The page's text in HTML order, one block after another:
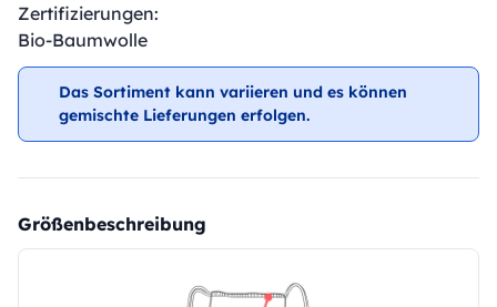
Zertifizierungen:
Bio-Baumwolle
Das Sortiment kann variieren und es können
gemischte Lieferungen erfolgen.
Größenbeschreibung